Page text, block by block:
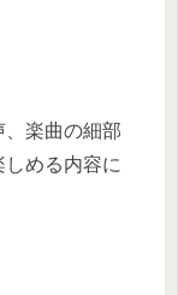
楽曲の細部
める内容に